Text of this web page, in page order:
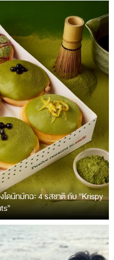
ดนัทมัทฉะ 4 รสชาติ กับ “Krispy